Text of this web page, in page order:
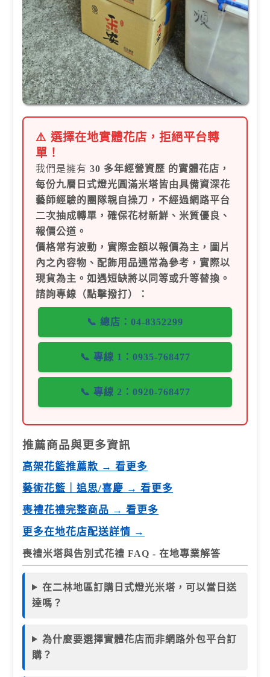
⚠️ 選擇在地實體花店，拒絕平台轉
單！
我們是擁有30 多年經營資歷 的實體花店，
每份九層日式燈光圓滿米塔皆由具備資深花
藝師經驗的團隊親自操刀，不經過網路平台
二次抽成轉單，確保花材新鮮、米質優良、
報價公道。
價格常有波動，實際金額以報價為主，圖片
內之內容物、配飾用品通常為參考，實際以
現貨為主。如遇短缺將以同等或升等替換。
諮詢專線（點擊撥打）：
📞 總店：04-8352299
📞 專線 1：0935-768477
📞 專線 2：0920-768477
推薦商品與更多資訊
高架花籃推薦款 → 看更多
藝術花籃｜追思/喜慶 → 看更多
喪禮花禮完整商品 → 看更多
更多在地花店配送詳情 →
喪禮米塔與告別式花禮 FAQ - 在地專業解答
在二林地區訂購日式燈光米塔，可以當日送
達嗎？
為什麼要選擇實體花店而非網路外包平台訂
購？